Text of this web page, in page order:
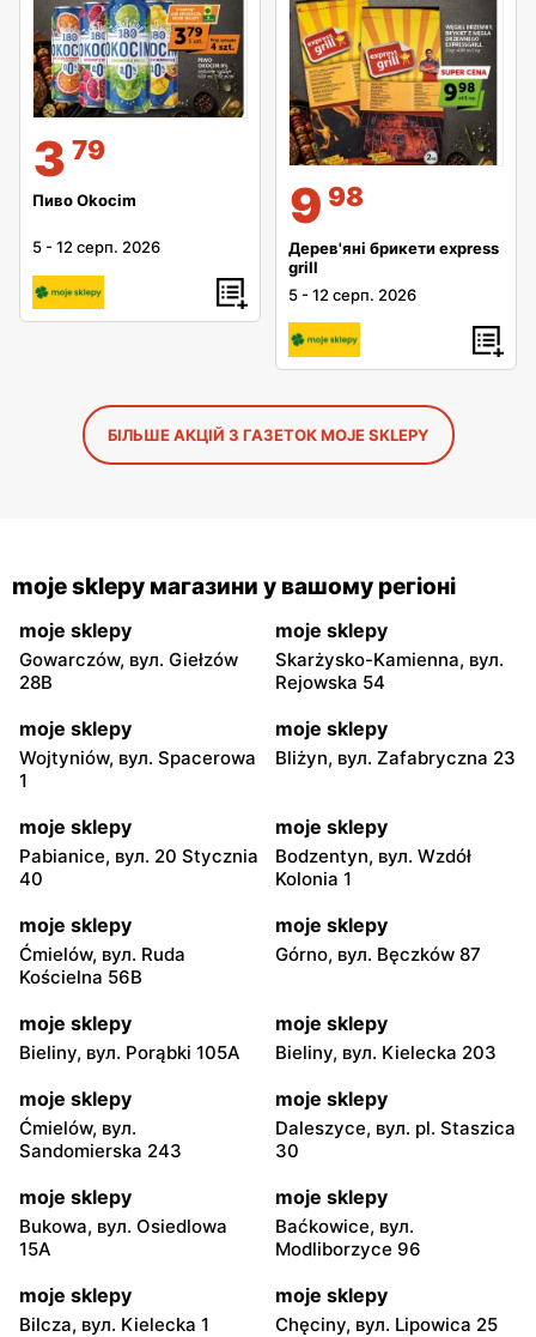
3 79
Пиво Okocim
5 -12 серп. 2026
9 98
Дерев'яні брикети express
grill
5 -12 серп. 2026
БІЛЬШЕ АКЦІЙ З ГАЗЕТОК MOJE SKLEPY
moje sklepy магазини у вашому регіоні
moje sklepy
Gowarczów, вул. Giełzów
28B
moje sklepy
Skarżysko-Kamienna, вул.
Rejowska 54
moje sklepy
Wojtyniów, вул. Spacerowa
1
moje sklepy
Bliżyn, вул. Zafabryczna 23
moje sklepy
Pabianice, вул. 20 Stycznia
40
moje sklepy
Bodzentyn, вул. Wzdół
Kolonia 1
moje sklepy
Ćmielów, вул. Ruda
Kościelna 56B
moje sklepy
Górno, вул. Bęczków 87
moje sklepy
Bieliny, вул. Porąbki 105A
moje sklepy
Bieliny, вул. Kielecka 203
moje sklepy
Ćmielów, вул.
Sandomierska 243
moje sklepy
Daleszyce, вул. pl. Staszica
30
moje sklepy
Bukowa, вул. Osiedlowa
15A
moje sklepy
Baćkowice, вул.
Modliborzyce 96
moje sklepy
Bilcza, вул. Kielecka 1
moje sklepy
Chęciny, вул. Lipowica 25